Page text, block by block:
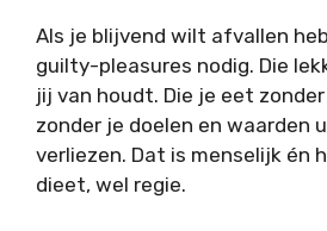
Als je blijvend wilt afvallen
guilty-pleasures nodig. Die
jij van houdt. Die je eet
zonder je doelen en waarden
verliezen. Dat is menselijk én
dieet, wel regie.